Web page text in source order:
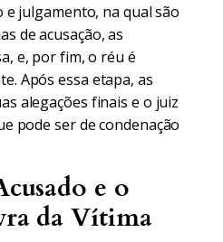
e julgamento, na qual são
de acusação, as
e, por fim, o réu é
Após essa etapa, as
alegações finais e o juiz
pode ser de condenação
e o
da Vítima